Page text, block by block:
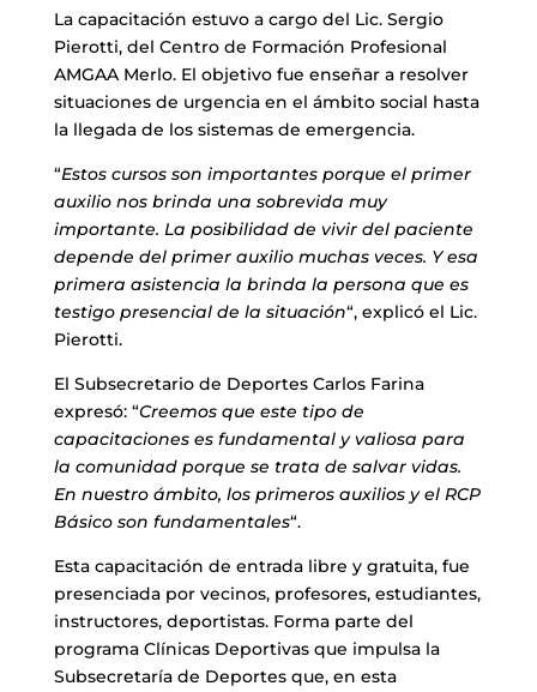
La capacitación estuvo a cargo del Lic. Sergio
Pierotti, del Centro de Formación Profesional
AMGAA Merlo. El objetivo fue enseñar a resolver
situaciones de urgencia en el ámbito social hasta
la llegada de los sistemas de emergencia.
“Estos cursos son importantes porque el primer
auxilio nos brinda una sobrevida muy
importante. La posibilidad de vivir del paciente
depende del primer auxilio muchas veces. Y esa
primera asistencia la brinda la persona que es
testigo presencial de la situación“, explicó el Lic.
Pierotti.
El Subsecretario de Deportes Carlos Farina
expresó: “Creemos que este tipo de
capacitaciones es fundamental y valiosa para
la comunidad porque se trata de salvar vidas.
En nuestro ámbito, los primeros auxilios y el RCP
Básico son fundamentales“.
Esta capacitación de entrada libre y gratuita, fue
presenciada por vecinos, profesores, estudiantes,
instructores, deportistas. Forma parte del
programa Clínicas Deportivas que impulsa la
Subsecretaría de Deportes que, en esta